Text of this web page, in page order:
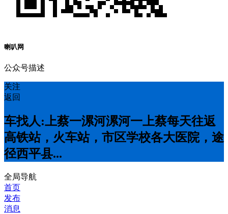
喇叭网
公众号描述
关注
返回
车找人:上蔡一漯河漯河一上蔡每天往返
高铁站，火车站，市区学校各大医院，途
径西平县...
全局导航
首页
发布
消息